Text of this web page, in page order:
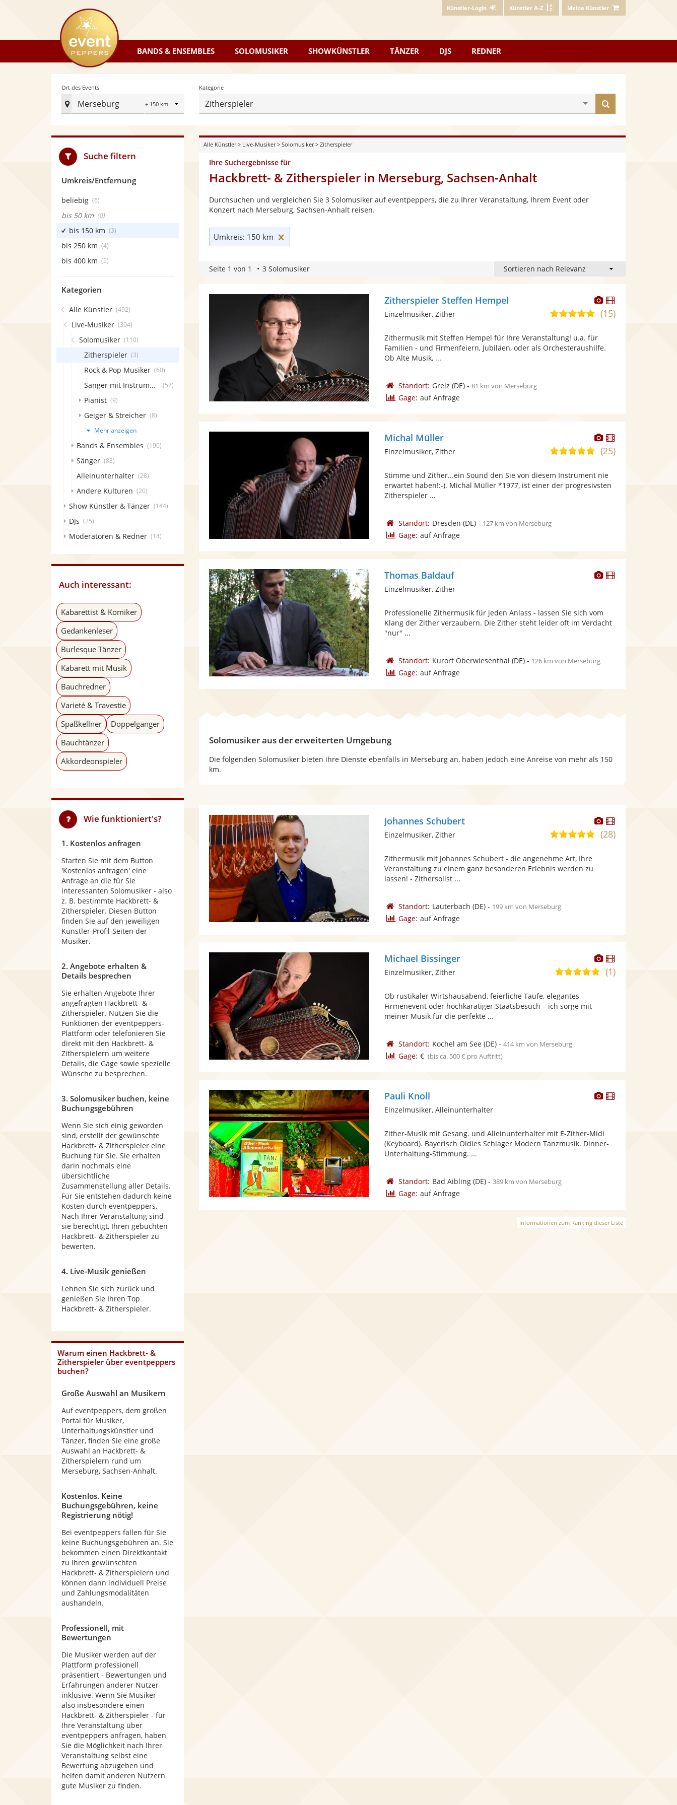
Künstler-Login Künstler A-Z Meine Künstler
eventpeppers
BANDS & ENSEMBLES SOLOMUSIKER SHOWKÜNSTLER TÄNZER DJS REDNER
Ort des Events
Merseburg
Radius
Ort
Events
festlegen
Kategorie
Zitherspieler
finden
Alle Künstler> Live-Musiker> Solomusiker> Zitherspieler
Ihre Suchergebnisse für
Hackbrett- & Zitherspieler in Merseburg, Sachsen-Anhalt
Durchsuchen und vergleichen Sie 3 Solomusiker auf eventpeppers, die zu Ihrer Veranstaltung, Ihrem Event oder
Konzert nach Merseburg, Sachsen-Anhalt reisen.
Umkreis: 150 km
Seite 1 von 1 3 Solomusiker
Dieser
Künstler
stellt
Dieser
Künstler
Zitherspieler Steffen Hempel
5,0
5
Sternen
(15)
Einzelmusiker, Zither
Zithermusik mit Steffen Hempel für Ihre Veranstaltung! u.a. für
Familien - und Firmenfeiern, Jubiläen, oder als Orchesteraushilfe.
Ob Alte Musik, ...
Standort: Greiz (DE)- 81 km von Merseburg
Gage: auf Anfrage
Dieser
Künstler
stellt
Fotos
bereit.
Dieser
Künstler
Michal Müller
4,9
5
Sternen
(25)
Einzelmusiker, Zither
Stimme und Zither...ein Sound den Sie von diesem Instrument nie
erwartet haben!:-). Michal Müller *1977, ist einer der progresivsten
Zitherspieler ...
Standort: Dresden (DE)- 127 km von Merseburg
Gage: auf Anfrage
Dieser
bereit.
Dieser
Thomas Baldauf
Einzelmusiker, Zither
Professionelle Zithermusik für jeden Anlass - lassen Sie sich vom
Klang der Zither verzaubern. Die Zither steht leider oft im Verdacht
"nur" ...
Standort: Kurort Oberwiesenthal (DE)- 126 km von Merseburg
Gage: auf Anfrage
Solomusiker aus der erweiterten Umgebung
Die folgenden Solomusiker bieten ihre Dienste ebenfalls in Merseburg an, haben jedoch eine Anreise von mehr als 150
km.
Dieser
Künstler
stellt
Dieser
Künstler
Johannes Schubert
5,0(28)
Einzelmusiker, Zither
Zithermusik mit Johannes Schubert - die angenehme Art, Ihre
Veranstaltung zu einem ganz besonderen Erlebnis werden zu
lassen! - Zithersolist ...
Standort: Lauterbach (DE)- 199 km von Merseburg
Gage: auf Anfrage
Dieser
Künstler
stellt
Dieser
Künstler
Michael Bissinger
5,0(1)
Einzelmusiker, Zither
Ob rustikaler Wirtshausabend, feierliche Taufe, elegantes
Firmenevent oder hochkarätiger Staatsbesuch – ich sorge mit
meiner Musik für die perfekte ...
Standort: Kochel am See(DE)- 414 km von Merseburg
Gage: € (bis ca. 500 € pro Auftritt)
Dieser
Fotos
bereit.
Dieser
Pauli Knoll
Einzelmusiker, Alleinunterhalter
Zither-Musik mit Gesang. und Alleinunterhalter mit E-Zither-Midi
(Keyboard). Bayerisch Oldies Schlager Modern Tanzmusik. Dinner-
Unterhaltung-Stimmung. ...
Standort: Bad Aibling(DE)- 389 km von Merseburg
Gage: auf Anfrage
Informationen zum Ranking dieser Liste
Suche filtern
Umkreis/Entfernung
beliebig (6)
bis 50 km (0)
bis 150 km (3)
bis 250 km (4)
bis 400 km (5)
Kategorien
Alle Künstler (492)
Live-Musiker (304)
Solomusiker (110)
Zitherspieler (3)
Rock & Pop Musiker (60)
Sänger mit Instrument (52)
Pianist (9)
Geiger & Streicher (8)
Mehr anzeigen
Bands & Ensembles (190)
Sänger (83)
Alleinunterhalter (28)
Andere Kulturen (20)
Show Künstler & Tänzer (144)
DJs (25)
Moderatoren & Redner (14)
Auch interessant:
Kabarettist & Komiker
Gedankenleser
Burlesque Tänzer
Kabarett mit Musik
Bauchredner
Varieté & Travestie
Spaßkellner
Doppelgänger
Bauchtänzer
Akkordeonspieler
Wie funktioniert's?
1. Kostenlos anfragen
Starten Sie mit dem Button
'Kostenlos anfragen' eine
Anfrage an die für Sie
interessanten Solomusiker - also
z. B. bestimmte Hackbrett- &
Zitherspieler. Diesen Button
finden Sie auf den jeweiligen
Künstler-Profil-Seiten der
Musiker.
2. Angebote erhalten &
Details besprechen
Sie erhalten Angebote Ihrer
angefragten Hackbrett- &
Zitherspieler. Nutzen Sie die
Funktionen der eventpeppers-
Plattform oder telefonieren Sie
direkt mit den Hackbrett- &
Zitherspielern um weitere
Details, die Gage sowie spezielle
Wünsche zu besprechen.
3. Solomusiker buchen, keine
Buchungsgebühren
Wenn Sie sich einig geworden
sind, erstellt der gewünschte
Hackbrett- & Zitherspieler eine
Buchung für Sie. Sie erhalten
darin nochmals eine
übersichtliche
Zusammenstellung aller Details.
Für Sie entstehen dadurch keine
Kosten durch eventpeppers.
Nach Ihrer Veranstaltung sind
sie berechtigt, Ihren gebuchten
Hackbrett- & Zitherspieler zu
bewerten.
4. Live-Musik genießen
Lehnen Sie sich zurück und
genießen Sie Ihren Top
Hackbrett- & Zitherspieler.
Warum einen Hackbrett- &
Zitherspielerüber eventpeppers
buchen?
Große Auswahl an Musikern
Auf eventpeppers, dem großen
Portal für Musiker,
Unterhaltungskünstler und
Tänzer, finden Sie eine große
Auswahl an Hackbrett- &
Zitherspielern rund um
Merseburg, Sachsen-Anhalt.
Kostenlos. Keine
Buchungsgebühren, keine
Registrierung nötig!
Bei eventpeppers fallen für Sie
keine Buchungsgebühren an. Sie
bekommen einen Direktkontakt
zu Ihren gewünschten
Hackbrett- & Zitherspielern und
können dann individuell Preise
und Zahlungsmodalitäten
aushandeln.
Professionell, mit
Bewertungen
Die Musiker werden auf der
Plattform professionell
präsentiert - Bewertungen und
Erfahrungen anderer Nutzer
inklusive. Wenn Sie Musiker -
also insbesondere einen
Hackbrett- & Zitherspieler - für
Ihre Veranstaltung über
eventpeppers anfragen, haben
Sie die Möglichkeit nach Ihrer
Veranstaltung selbst eine
Bewertung abzugeben und
helfen damit anderen Nutzern
gute Musiker zu finden.